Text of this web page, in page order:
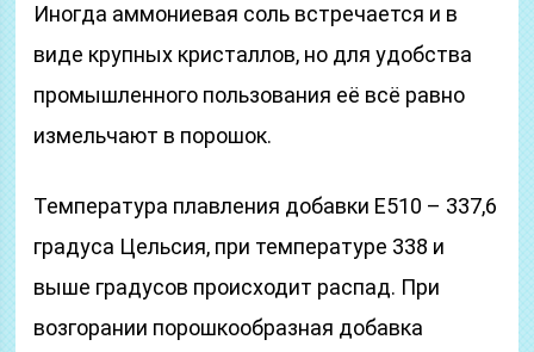
Иногда аммониевая соль встречается и в
виде крупных кристаллов, но для удобства
промышленного пользования её всё равно
измельчают в порошок.
Температура плавления добавки Е510 – 337,6
градуса Цельсия, при температуре 338 и
выше градусов происходит распад. При
возгорании порошкообразная добавка